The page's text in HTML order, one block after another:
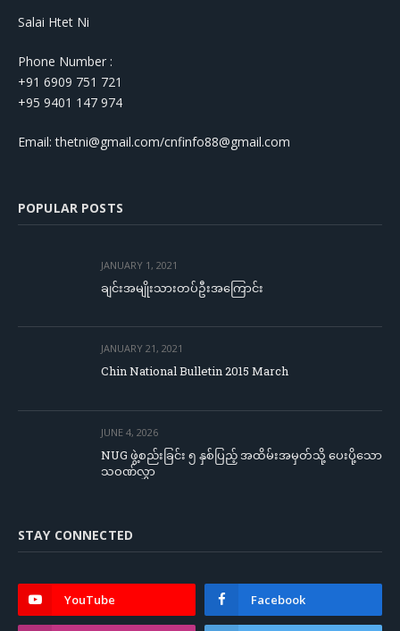
Salai Htet Ni
Phone Number :
+91 6909 751 721
+95 9401 147 974
Email: thetni@gmail.com/cnfinfo88@gmail.com
POPULAR POSTS
JANUARY 1, 2021
ချင်းအမျိုးသားတပ်ဦးအကြောင်း
JANUARY 21, 2021
Chin National Bulletin 2015 March
JUNE 4, 2026
NUG ဖွဲ့စည်းခြင်း ၅ နှစ်ပြည့် အထိမ်းအမှတ်သို့ ပေးပို့သော
သဝဏ်လွှာ
STAY CONNECTED
YouTube Facebook